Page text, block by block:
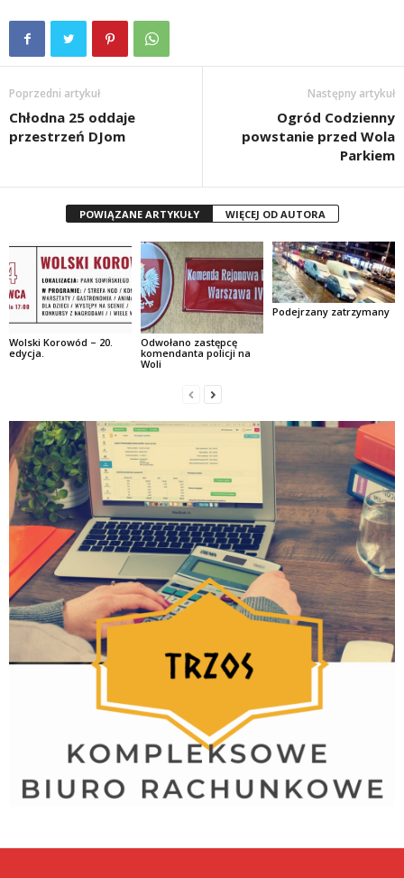
Poprzedni artykuł
Chłodna 25 oddaje
przestrzeń DJom
Następny artykuł
Ogród Codzienny
powstanie przed Wola
Parkiem
POWIĄZANE ARTYKUŁY WIĘCEJ OD AUTORA
Wolski Korowód – 20.
edycja.
Odwołano zastępcę
komendanta policji na
Woli
Podejrzany zatrzymany